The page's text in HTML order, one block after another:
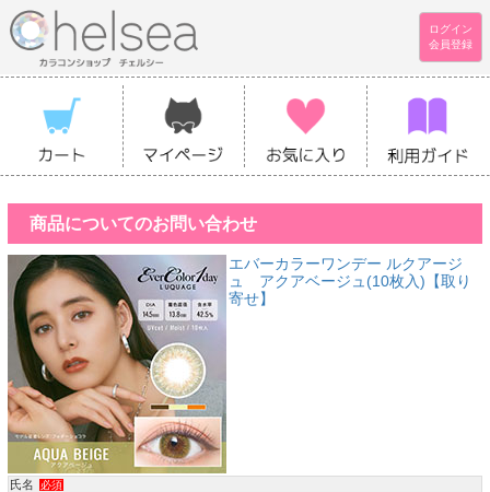
ログイン
会員登録
商品についてのお問い合わせ
エバーカラーワンデー ルクアージ
ュ アクアベージュ(10枚入)【取り
寄せ】
氏名 必須